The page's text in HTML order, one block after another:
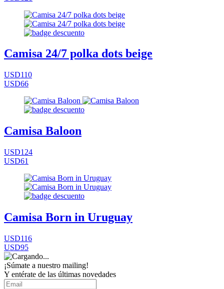
Camisa 24/7 polka dots beige
USD110
USD66
Camisa Baloon
USD124
USD61
Camisa Born in Uruguay
USD116
USD95
¡Súmate a nuestro mailing!
Y entérate de las últimas novedades